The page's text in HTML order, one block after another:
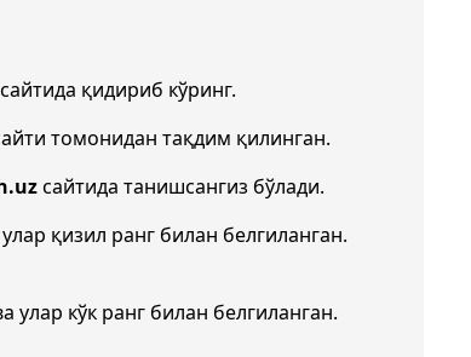
сайтида қидириб кўринг.
томонидан тақдим қилинган.
сайтида танишсангиз бўлади.
қизил ранг билан белгиланган.
улар кўк ранг билан белгиланган.